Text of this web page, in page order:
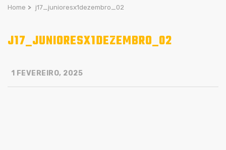
Home > j17_junioresx1dezembro_02
J17_JUNIORESX1DEZEMBRO_02
1 FEVEREIRO, 2025